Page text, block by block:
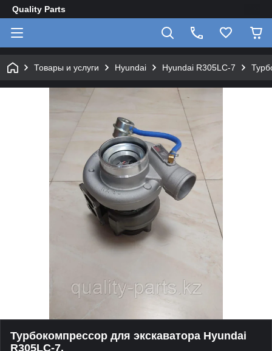
Quality Parts
Товары и услуги Hyundai Hyundai R305LC-7
Турбокомпрессор для экскаватора Hyundai
R305LC-7.